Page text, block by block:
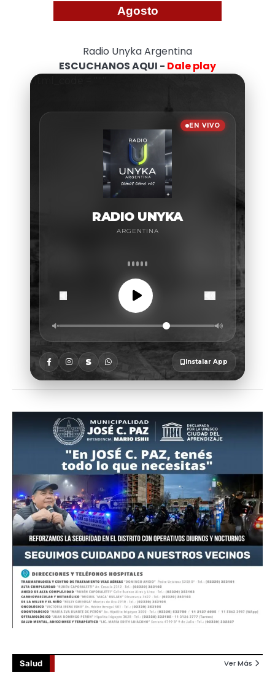
Agosto
Radio Unyka Argentina
ESCUCHANOS AQUI - Dale play
Salud Ver Más